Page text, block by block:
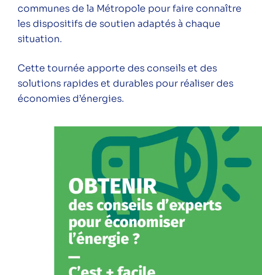
ÉNERGITOUR à la rencontre des
habitants – Montanay – étape 20
logement collectif – Saint Priest
Réunion d’information n°4 –
rénovation en copropriété par ALEC
Balade qualité de l’air à Corbas
Catégories
Conférence
Public
Particuliers
communes de la Métropole pour faire connaître
les dispositifs de soutien adaptés à chaque
situation.
Cette tournée apporte des conseils et des
solutions rapides et durables pour réaliser des
économies d’énergies.